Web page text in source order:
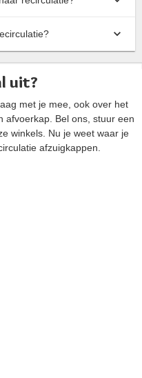
uit?
met je mee, ook over het
afvoerkap. Bel ons, stuur een
winkels. Nu je weet waar je
afzuigkappen.